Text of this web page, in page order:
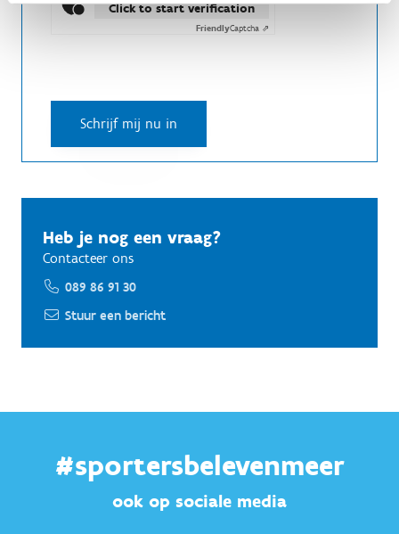
Click to start verification
FriendlyCaptcha ⇗
Heb je nog een vraag?
Contacteer ons
089 86 91 30
Stuur een bericht
#sportersbelevenmeer
ook op sociale media